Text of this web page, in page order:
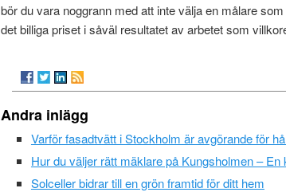
bör du vara noggrann med att inte välja en målare
det billiga priset i såväl resultatet av arbetet som
Andra inlägg
Varför fasadtvätt i Stockholm är avgörande för
Hur du väljer rätt mäklare på Kungsholmen –
Solceller bidrar till en grön framtid för ditt hem